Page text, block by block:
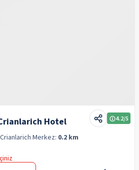
Hotel 4.2/5
Crianlarich Merkez: 0.2 km